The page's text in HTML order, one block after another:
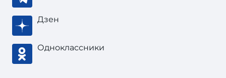
Дзен
Одноклассники